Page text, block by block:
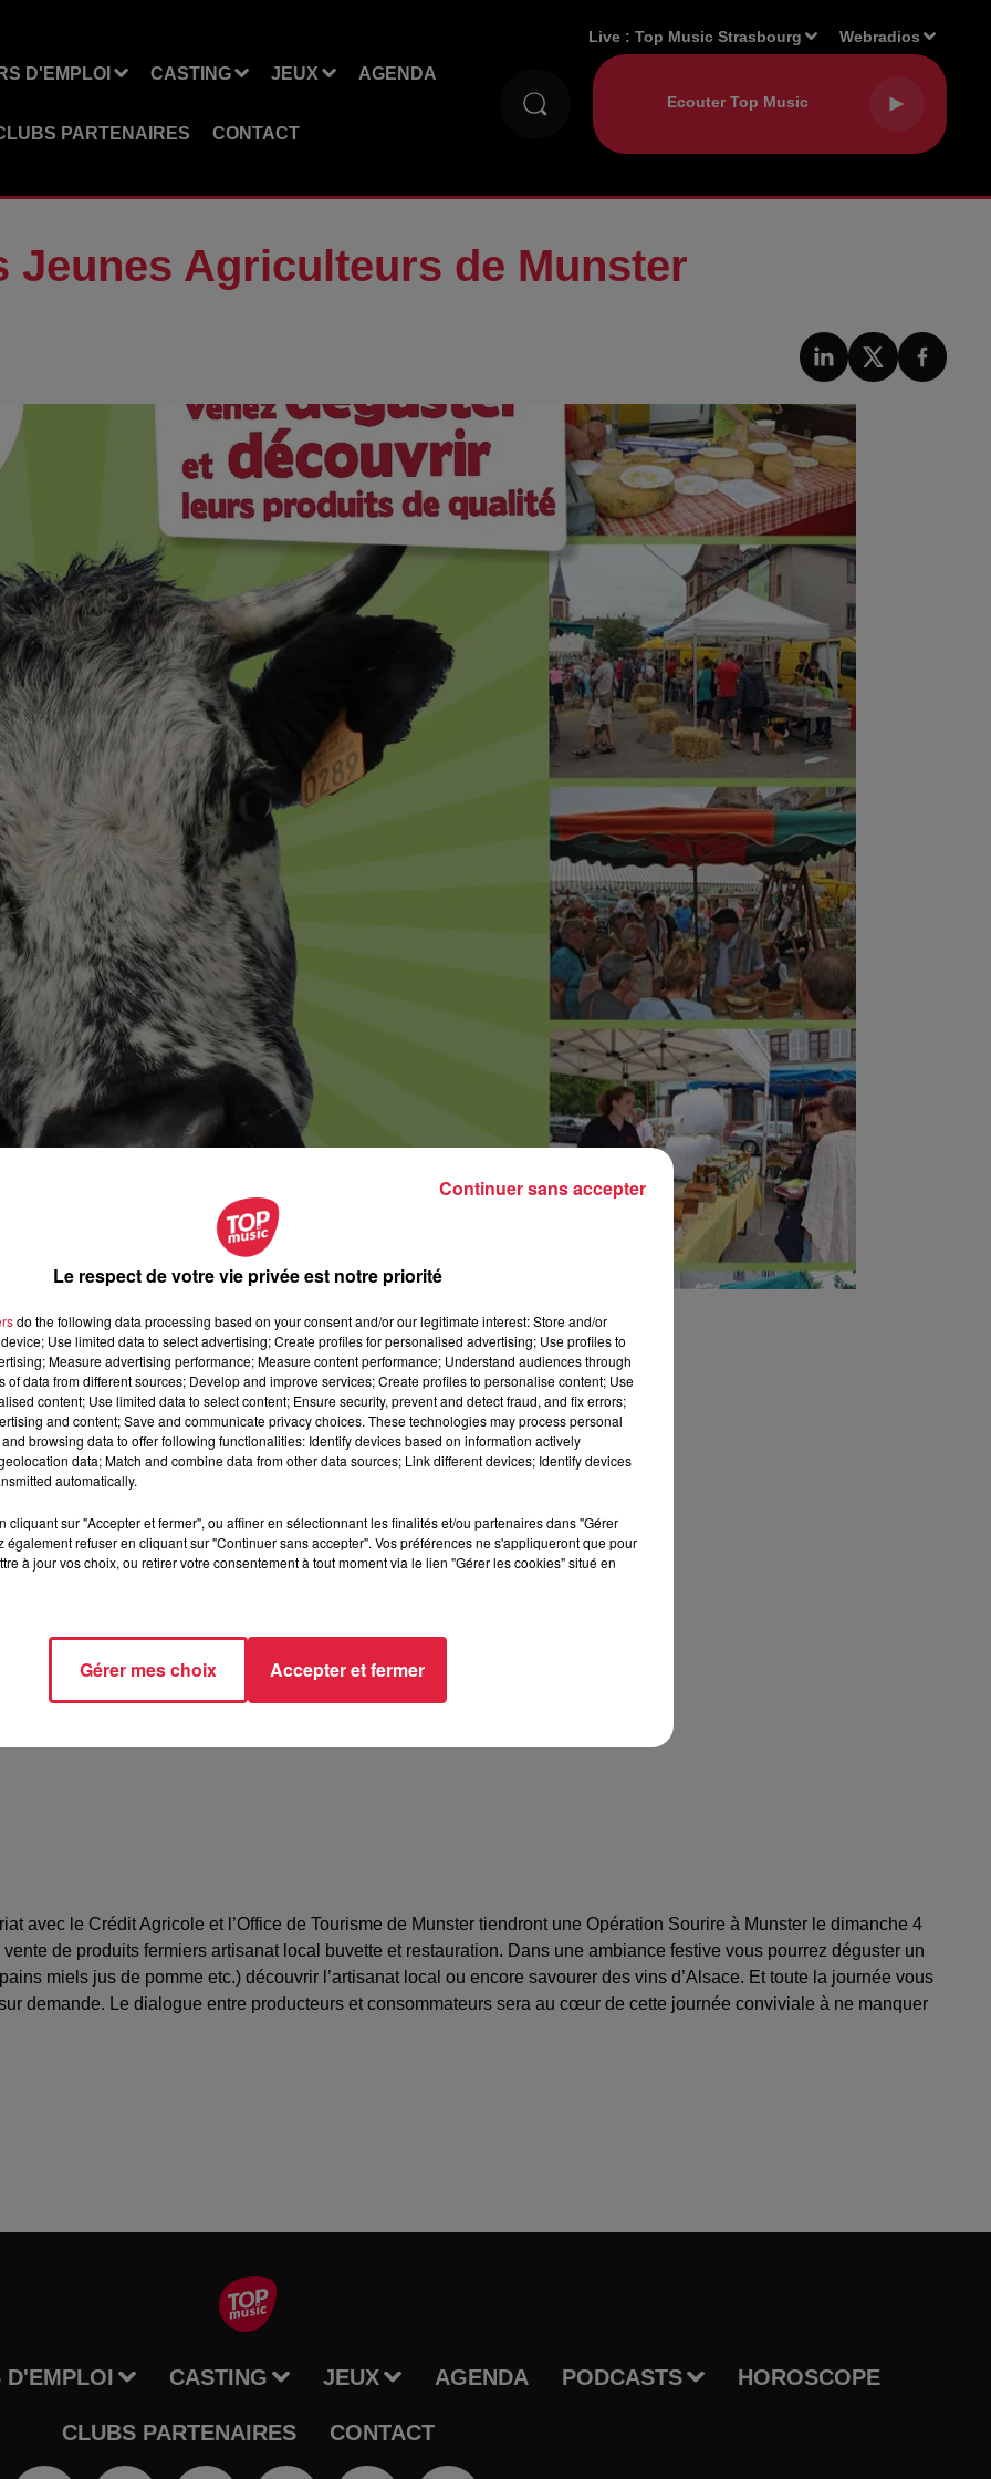
D'EMPLOI CASTING JEUX AGENDA
PARTENAIRES CONTACT
Live :Top Music Strasbourg Webradios
Jeunes Agriculteurs de Munster
2019 à 0h00
2019 à 0h00
Marché - MUNSTER (68)
avec le Crédit Agricole et l’Office de Tourisme de Munster tiendront une Opération Sourire à Munster le dimanche 4
de produits fermiers artisanat local buvette et restauration. Dans une ambiance festive vous pourrez déguster un
miels jus de pomme etc.) découvrir l’artisanat local ou encore savourer des vins d’Alsace. Et toute la journée vous
demande. Le dialogue entre producteurs et consommateurs sera au cœur de cette journée conviviale à ne manquer
D'EMPLOI CASTING JEUX AGENDA PODCASTS HOROSCOPE
CLUBS PARTENAIRES CONTACT
Le respect de votre vie privée est notre priorité
do the following data processing based on your consent and/or our legitimate interest: Store and/or
Use limited data to select advertising; Create profiles for personalised advertising; Use profiles to
Measure advertising performance; Measure content performance; Understand audiences through
of data from different sources; Develop and improve services; Create profiles to personalise content; Use
content; Use limited data to select content; Ensure security, prevent and detect fraud, and fix errors;
and content; Save and communicate privacy choices. These technologies may process personal
browsing data to offer following functionalities: Identify devices based on information actively
data; Match and combine data from other data sources; Link different devices; Identify devices
automatically.
cliquant sur "Accepter et fermer", ou affiner en sélectionnant les finalités et/ou partenaires dans "Gérer
également refuser en cliquant sur "Continuer sans accepter". Vos préférences ne s'appliqueront que pour
à jour vos choix, ou retirer votre consentement à tout moment via le lien "Gérer les cookies" situé en
Gérer mes choix Accepter et fermer
Continuer sans accepter